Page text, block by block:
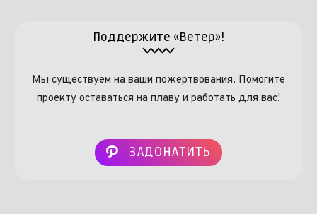
Поддержите «Ветер»!
Мы существуем на ваши пожертвования. Помогите
проекту оставаться на плаву и работать для вас!
ЗАДОНАТИТЬ